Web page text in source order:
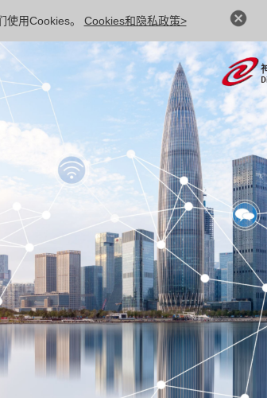
使用Cookies。 Cookies和隐私政策>